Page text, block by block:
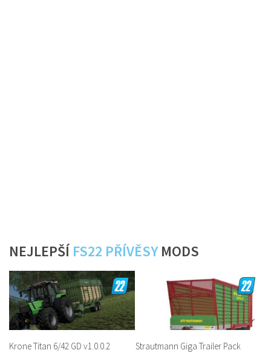
NEJLEPŠÍ FS22 PŘÍVĚSYMODS
Krone Titan 6/42 GD v1.0.0.2
Strautmann Giga Trailer Pack